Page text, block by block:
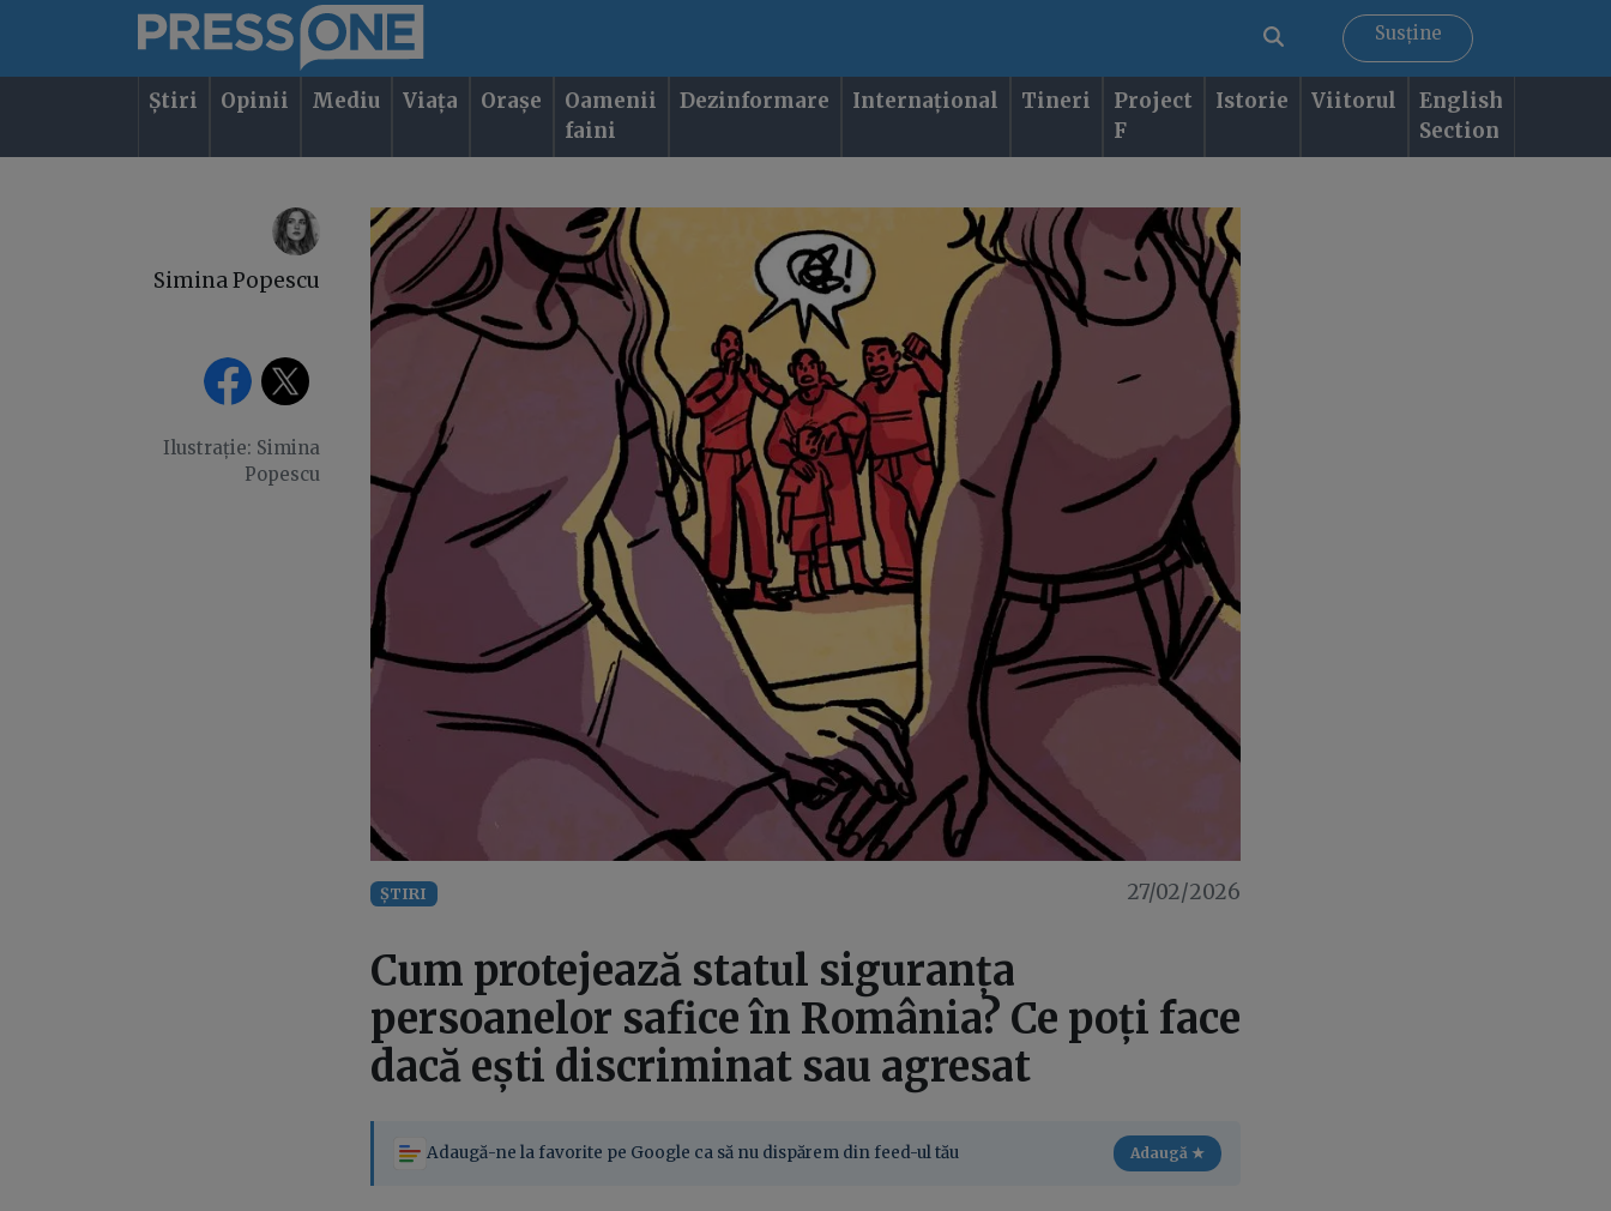
Susține
Știri Opinii Mediu Viața Orașe
Oamenii
faini
Dezinformare Internațional Tineri
Project
F
Istorie Viitorul
English
Section
Simina Popescu
Ilustrație: Simina
Popescu
ȘTIRI 27/02/2026
Cum protejează statul siguranța
persoanelor safice în România? Ce poți face
dacă ești discriminat sau agresat
Adaugă-ne la favorite pe Google ca să nu dispărem din feed-ul tău Adaugă ★